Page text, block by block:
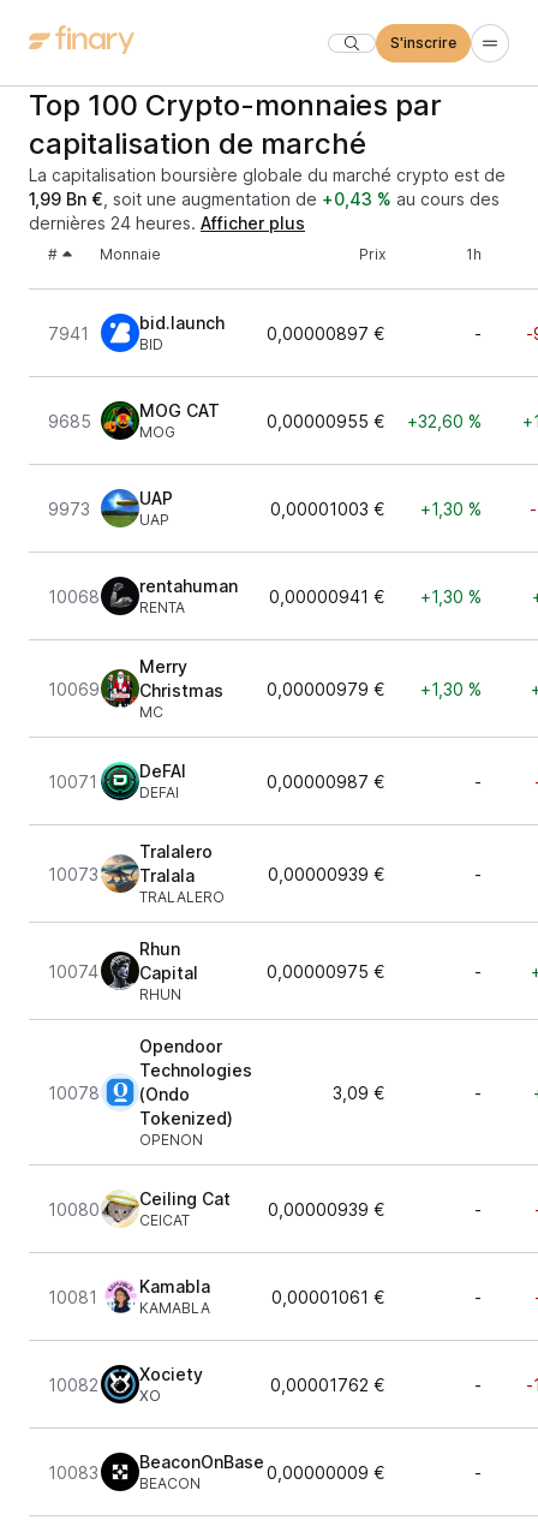
S'inscrire
Top 100 Crypto-monnaies par
capitalisation de marché
La capitalisation boursière globale du marché crypto est de
1,99 Bn € , soit une augmentation de +0,43 % au cours des
dernières 24 heures. Afficher plus
# Monnaie Prix 1h
7941
bid.launch
BID
0,00000897 € - -
9685
MOG CAT
MOG
0,00000955 € +32,60 %
9973
UAP
UAP
0,00001003 € +1,30 %
10068
rentahuman
RENTA
0,00000941 € +1,30 %
10069
Merry
Christmas
MC
0,00000979 € +1,30 %
10071
DeFAI
DEFAI
0,00000987 € -
10073
Tralalero
Tralala
TRALALERO
0,00000939 € -
10074
Rhun
Capital
RHUN
0,00000975 € -
10078
Opendoor
Technologies
(Ondo
Tokenized)
OPENON
3,09 € -
10080
Ceiling Cat
CEICAT
0,00000939 € -
10081
Kamabla
KAMABLA
0,00001061 € -
10082
Xociety
XO
0,00001762 € - -
10083
BeaconOnBase
BEACON
0,00000009 € -